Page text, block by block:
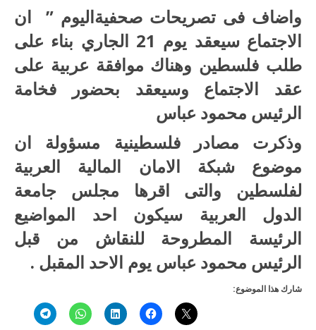
واضاف فى تصريحات صحفيةاليوم ” ان
الاجتماع سيعقد يوم 21 الجاري بناء على
طلب فلسطين وهناك موافقة عربية على
عقد الاجتماع وسيعقد بحضور فخامة
الرئيس محمود عباس
وذكرت مصادر فلسطينية مسؤولة ان
موضوع شبكة الامان المالية العربية
لفلسطين والتى اقرها مجلس جامعة
الدول العربية سيكون احد المواضيع
الرئيسة المطروحة للنقاش من قبل
الرئيس محمود عباس يوم الاحد المقبل .
شارك هذا الموضوع: